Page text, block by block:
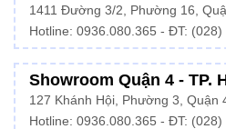
1411 Đường 3/2, Phường 16,
Hotline: 0936.080.365 - ĐT: (028)
Showroom Quận 4 - TP.
127 Khánh Hội, Phường 3, Quận
Hotline: 0936.080.365 - ĐT: (028)